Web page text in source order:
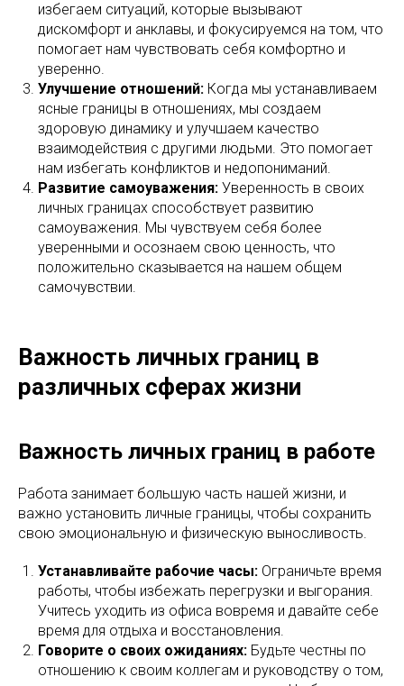
избегаем ситуаций, которые вызывают
дискомфорт и анклавы, и фокусируемся на том, что
помогает нам чувствовать себя комфортно и
уверенно.
Улучшение отношений: Когда мы устанавливаем
ясные границы в отношениях, мы создаем
здоровую динамику и улучшаем качество
взаимодействия с другими людьми. Это помогает
нам избегать конфликтов и недопониманий.
Развитие самоуважения: Уверенность в своих
личных границах способствует развитию
самоуважения. Мы чувствуем себя более
уверенными и осознаем свою ценность, что
положительно сказывается на нашем общем
самочувствии.
Важность личных границ в
различных сферах жизни
Важность личных границ в работе
Работа занимает большую часть нашей жизни, и
важно установить личные границы, чтобы сохранить
свою эмоциональную и физическую выносливость.
Устанавливайте рабочие часы: Ограничьте время
работы, чтобы избежать перегрузки и выгорания.
Учитесь уходить из офиса вовремя и давайте себе
время для отдыха и восстановления.
Говорите о своих ожиданиях: Будьте честны по
отношению к своим коллегам и руководству о том,